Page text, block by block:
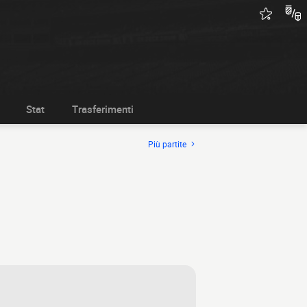
Stat Trasferimenti
Più partite